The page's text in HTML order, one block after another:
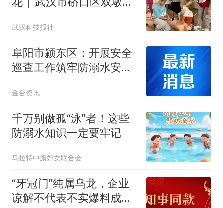
传教育暨应急演练活动
武汉科技报社
阜阳市颍东区：开展安全
巡查工作筑牢防溺水安全
金台资讯
千万别做孤“泳”者！这些
防溺水知识一定要牢记
乌拉特中旗妇女联合会
“牙冠门”纯属乌龙，企业
谅解不代表不实爆料成本